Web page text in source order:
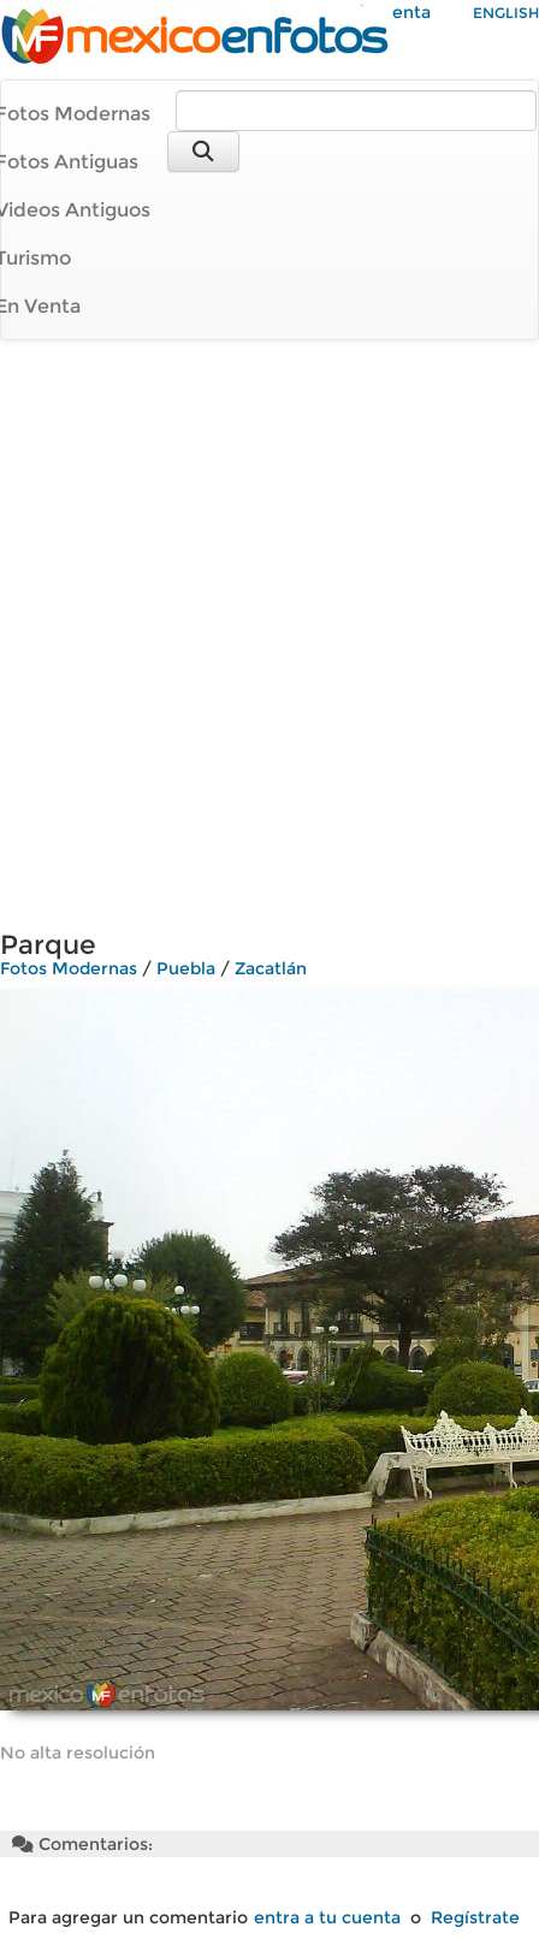
Mi Cuenta ENGLISH
Modernas
Antiguas
Antiguos
Venta
Parque
Fotos Modernas / Puebla / Zacatlán
No alta resolución
Comentarios:
Para agregar un comentario entra a tu cuenta o Regístrate